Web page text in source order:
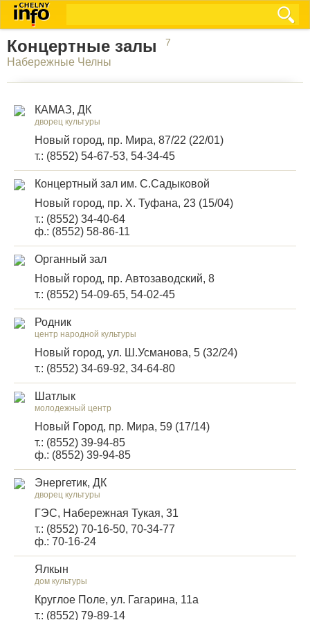
Концертные залы 7
Набережные Челны
КАМАЗ, ДК
дворец культуры
Новый город, пр. Мира, 87/22 (22/01)
т.: (8552) 54-67-53, 54-34-45
Концертный зал им. С.Садыковой
Новый город, пр. Х. Туфана, 23 (15/04)
т.: (8552) 34-40-64
ф.: (8552) 58-86-11
Органный зал
Новый город, пр. Автозаводский, 8
т.: (8552) 54-09-65, 54-02-45
Родник
центр народной культуры
Новый город, ул. Ш.Усманова, 5 (32/24)
т.: (8552) 34-69-92, 34-64-80
Шатлык
молодежный центр
Новый Город, пр. Мира, 59 (17/14)
т.: (8552) 39-94-85
ф.: (8552) 39-94-85
Энергетик, ДК
дворец культуры
ГЭС, Набережная Тукая, 31
т.: (8552) 70-16-50, 70-34-77
ф.: 70-16-24
Ялкын
дом культуры
Круглое Поле, ул. Гагарина, 11а
т.: (8552) 79-89-14